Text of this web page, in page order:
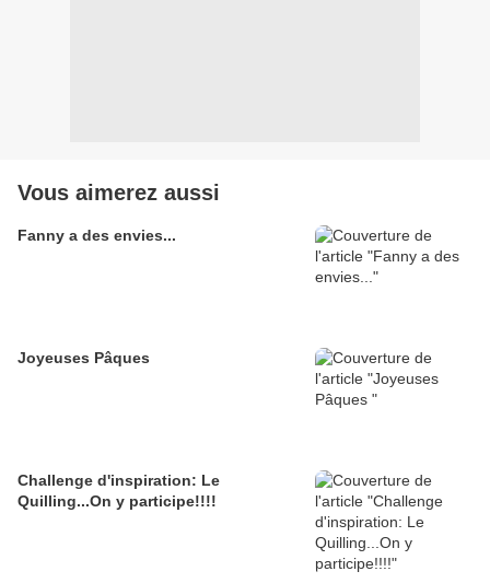
Vous aimerez aussi
Fanny a des envies...
Joyeuses Pâques
Challenge d'inspiration: Le
Quilling...On y participe!!!!